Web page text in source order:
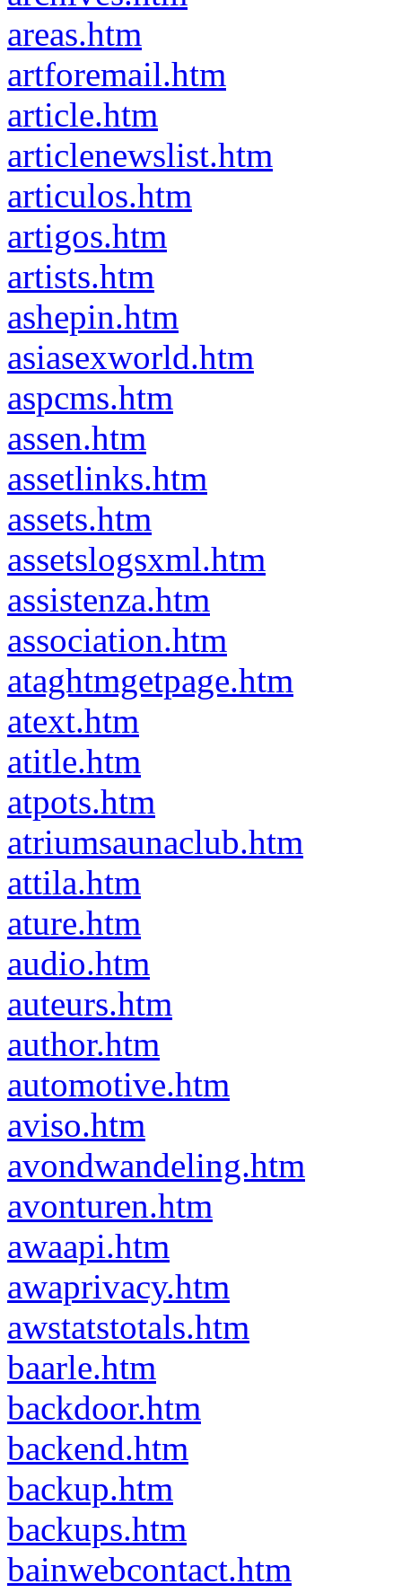
areas.htm
artforemail.htm
article.htm
articlenewslist.htm
articulos.htm
artigos.htm
artists.htm
ashepin.htm
asiasexworld.htm
aspcms.htm
assen.htm
assetlinks.htm
assets.htm
assetslogsxml.htm
assistenza.htm
association.htm
ataghtmgetpage.htm
atext.htm
atitle.htm
atpots.htm
atriumsaunaclub.htm
attila.htm
ature.htm
audio.htm
auteurs.htm
author.htm
automotive.htm
aviso.htm
avondwandeling.htm
avonturen.htm
awaapi.htm
awaprivacy.htm
awstatstotals.htm
baarle.htm
backdoor.htm
backend.htm
backup.htm
backups.htm
bainwebcontact.htm